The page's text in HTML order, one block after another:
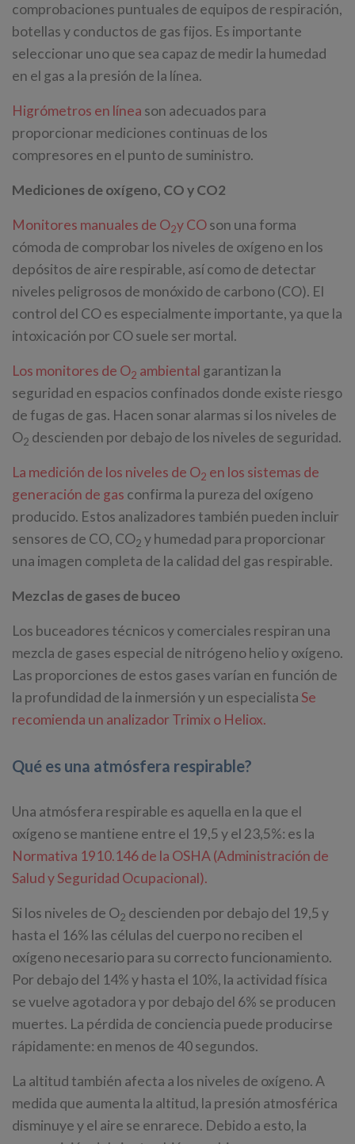
comprobaciones puntuales de equipos de respiración,
botellas y conductos de gas fijos. Es importante
seleccionar uno que sea capaz de medir la humedad
en el gas a la presión de la línea.
Higrómetros en línea son adecuados para
proporcionar mediciones continuas de los
compresores en el punto de suministro.
Mediciones de oxígeno, CO y CO2
Monitores manuales de O2y COson una forma
cómoda de comprobar los niveles de oxígeno en los
depósitos de aire respirable, así como de detectar
niveles peligrosos de monóxido de carbono (CO). El
control del CO es especialmente importante, ya que la
intoxicación por CO suele ser mortal.
Los monitores de O2 ambiental garantizan la
seguridad en espacios confinados donde existe riesgo
de fugas de gas. Hacen sonar alarmas si los niveles de
O2 descienden por debajo de los niveles de seguridad.
La medición de los niveles de O2 en los sistemas de
generación de gas confirma la pureza del oxígeno
producido. Estos analizadores también pueden incluir
sensores de CO, CO2 y humedad para proporcionar
una imagen completa de la calidad del gas respirable.
Mezclas de gases de buceo
Los buceadores técnicos y comerciales respiran una
mezcla de gases especial de nitrógeno helio y oxígeno.
Las proporciones de estos gases varían en función de
la profundidad de la inmersión y un especialistaSe
recomienda un analizador Trimix o Heliox.
Qué es una atmósfera respirable?
Una atmósfera respirable es aquella en la que el
oxígeno se mantiene entre el 19,5 y el 23,5%: es la
Normativa 1910.146 de la OSHA (Administración de
Salud y Seguridad Ocupacional).
Si los niveles de O2 descienden por debajo del 19,5 y
hasta el 16% las células del cuerpo no reciben el
oxígeno necesario para su correcto funcionamiento.
Por debajo del 14% y hasta el 10%, la actividad física
se vuelve agotadora y por debajo del 6% se producen
muertes. La pérdida de conciencia puede producirse
rápidamente: en menos de 40 segundos.
La altitud también afecta a los niveles de oxígeno. A
medida que aumenta la altitud, la presión atmosférica
disminuye y el aire se enrarece. Debido a esto, la